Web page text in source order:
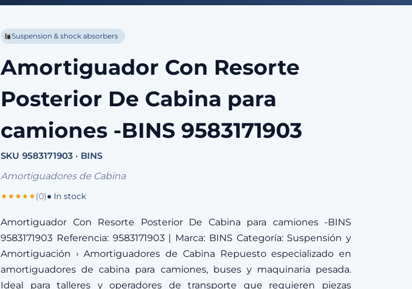
Suspension & shock absorbers
Amortiguador Con Resorte
Posterior De Cabina para
camiones -BINS 9583171903
SKU 9583171903 · BINS
Amortiguadores de Cabina
(0)● In stock
Amortiguador Con Resorte Posterior De Cabina para camiones -BINS
9583171903 Referencia: 9583171903 | Marca: BINS Categoría: Suspensión y
Amortiguación › Amortiguadores de Cabina Repuesto especializado en
amortiguadores de cabina para camiones, buses y maquinaria pesada.
Ideal para talleres y operadores de transporte que requieren piezas